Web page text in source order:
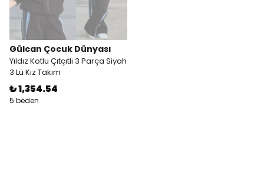
Gülcan Çocuk Dünyası
Yıldız Kotlu Çıtçıtlı 3 Parça Siyah
3 Lü Kız Takım
₺ 1,354.54
5 beden